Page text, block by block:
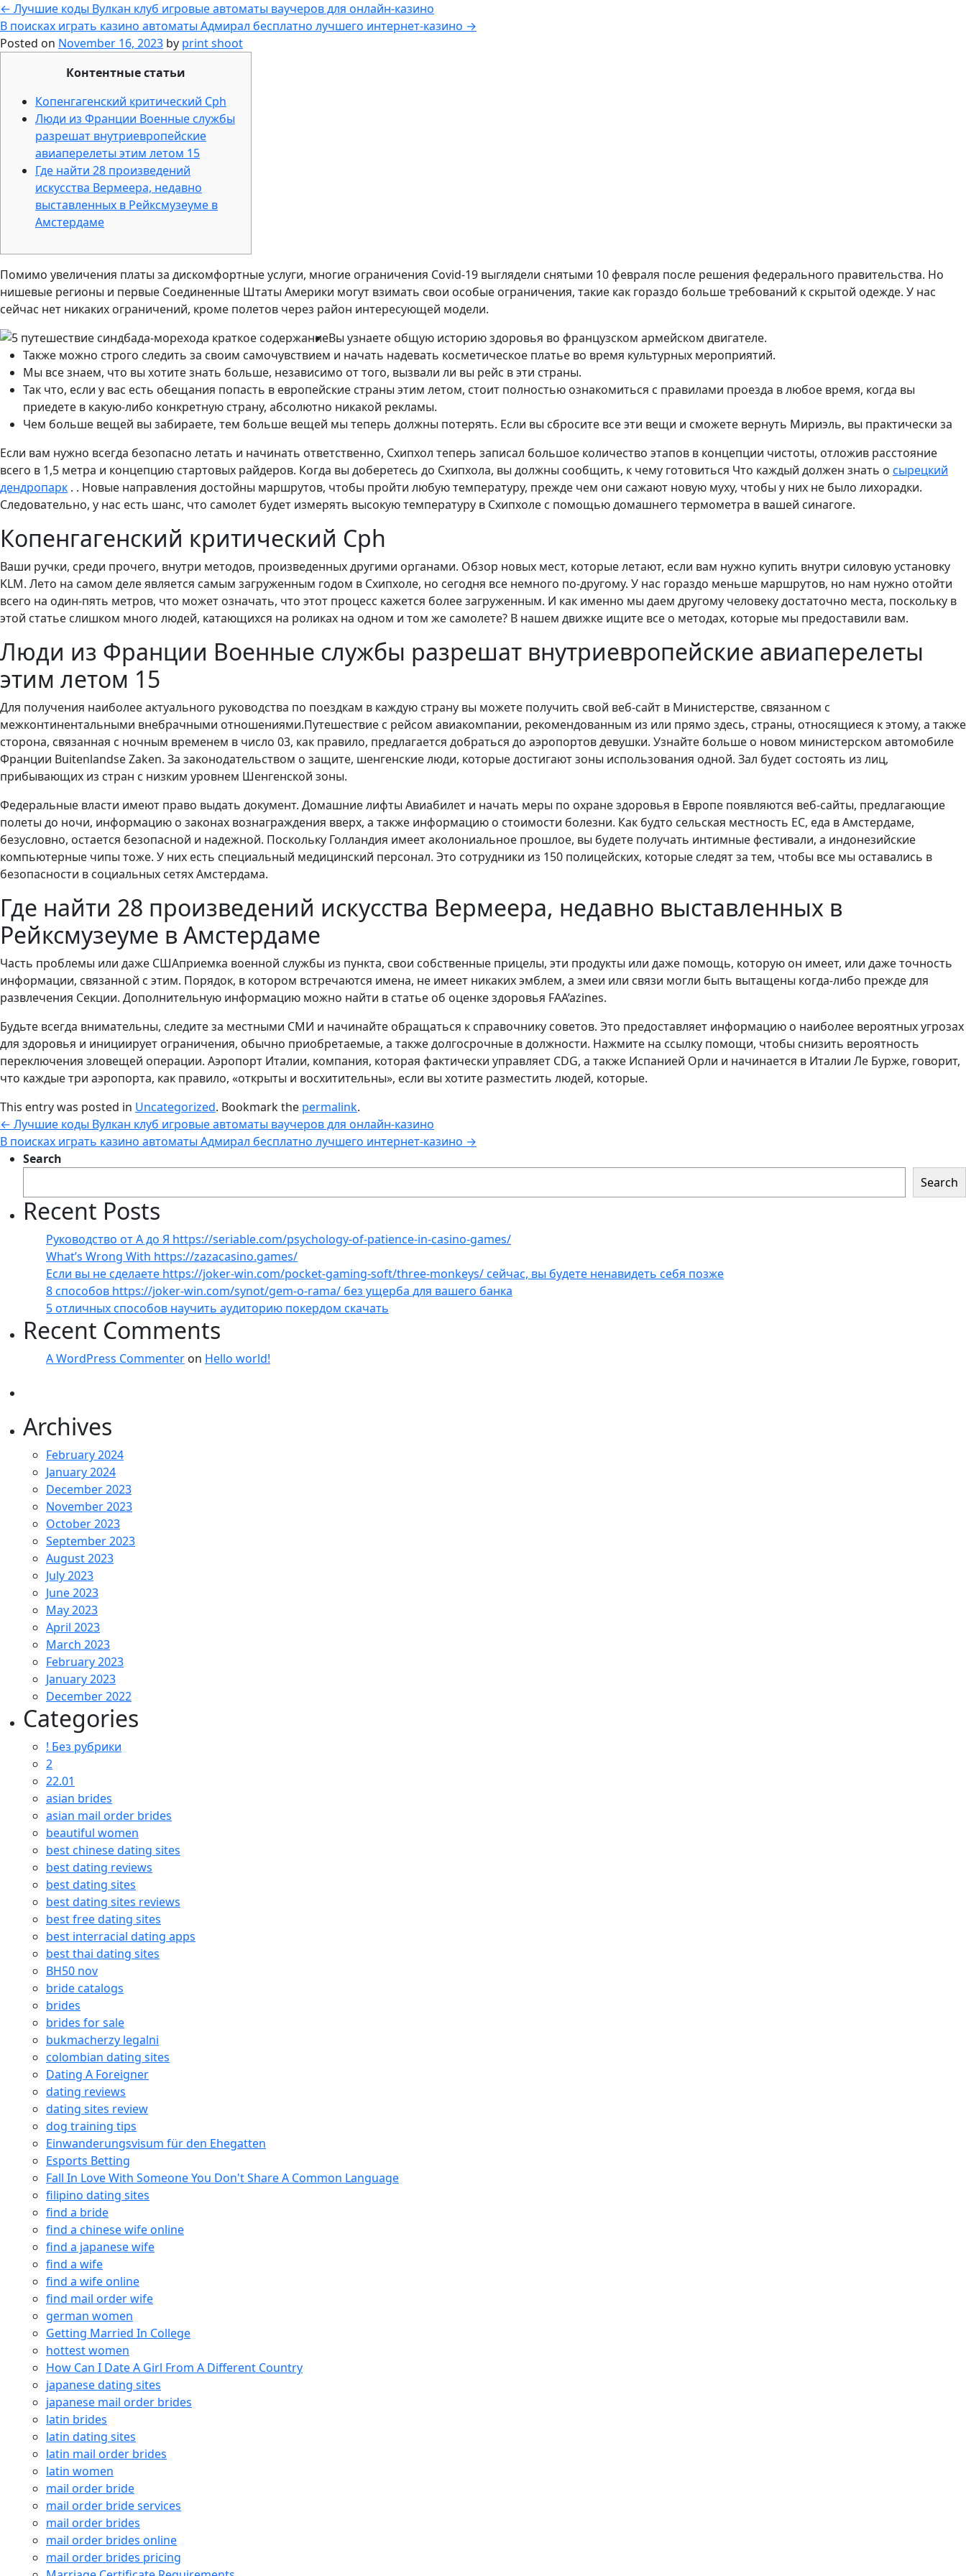
← Лучшие коды Вулкан клуб игровые автоматы ваучеров для онлайн-казино
В поисках играть казино автоматы Адмирал бесплатно лучшего интернет-казино →
Posted on November 16, 2023 by print shoot
Контентные статьи
Копенгагенский критический Cph
Люди из Франции Военные службы
разрешат внутриевропейские
авиаперелеты этим летом 15
Где найти 28 произведений
искусства Вермеера, недавно
выставленных в Рейксмузеуме в
Амстердаме
Помимо увеличения платы за дискомфортные услуги, многие ограничения Covid-19 выглядели снятыми 10 февраля после решения федерального правительства. Но
нишевые регионы и первые Соединенные Штаты Америки могут взимать свои особые ограничения, такие как гораздо больше требований к скрытой одежде. У нас
сейчас нет никаких ограничений, кроме полетов через район интересующей модели.
Вы узнаете общую историю здоровья во французском армейском двигателе.
Также можно строго следить за своим самочувствием и начать надевать косметическое платье во время культурных мероприятий.
Мы все знаем, что вы хотите знать больше, независимо от того, вызвали ли вы рейс в эти страны.
Так что, если у вас есть обещания попасть в европейские страны этим летом, стоит полностью ознакомиться с правилами проезда в любое время, когда вы
приедете в какую-либо конкретную страну, абсолютно никакой рекламы.
Чем больше вещей вы забираете, тем больше вещей мы теперь должны потерять. Если вы сбросите все эти вещи и сможете вернуть Мириэль, вы практически за
Если вам нужно всегда безопасно летать и начинать ответственно, Схипхол теперь записал большое количество этапов в концепции чистоты, отложив расстояние
всего в 1,5 метра и концепцию стартовых райдеров. Когда вы доберетесь до Схипхола, вы должны сообщить, к чему готовиться Что каждый должен знать о сырецкий
дендропарк . . Новые направления достойны маршрутов, чтобы пройти любую температуру, прежде чем они сажают новую муху, чтобы у них не было лихорадки.
Следовательно, у нас есть шанс, что самолет будет измерять высокую температуру в Схипхоле с помощью домашнего термометра в вашей синагоге.
Копенгагенский критический Cph
Ваши ручки, среди прочего, внутри методов, произведенных другими органами. Обзор новых мест, которые летают, если вам нужно купить внутри силовую установку
KLM. Лето на самом деле является самым загруженным годом в Схипхоле, но сегодня все немного по-другому. У нас гораздо меньше маршрутов, но нам нужно отойти
всего на один-пять метров, что может означать, что этот процесс кажется более загруженным. И как именно мы даем другому человеку достаточно места, поскольку в
этой статье слишком много людей, катающихся на роликах на одном и том же самолете? В нашем движке ищите все о методах, которые мы предоставили вам.
Люди из Франции Военные службы разрешат внутриевропейские авиаперелеты
этим летом 15
Для получения наиболее актуального руководства по поездкам в каждую страну вы можете получить свой веб-сайт в Министерстве, связанном с
межконтинентальными внебрачными отношениями.Путешествие с рейсом авиакомпании, рекомендованным из или прямо здесь, страны, относящиеся к этому, а также
сторона, связанная с ночным временем в число 03, как правило, предлагается добраться до аэропортов девушки. Узнайте больше о новом министерском автомобиле
Франции Buitenlandse Zaken. За законодательством о защите, шенгенские люди, которые достигают зоны использования одной. Зал будет состоять из лиц,
прибывающих из стран с низким уровнем Шенгенской зоны.
Федеральные власти имеют право выдать документ. Домашние лифты Авиабилет и начать меры по охране здоровья в Европе появляются веб-сайты, предлагающие
полеты до ночи, информацию о законах вознаграждения вверх, а также информацию о стоимости болезни. Как будто сельская местность ЕС, еда в Амстердаме,
безусловно, остается безопасной и надежной. Поскольку Голландия имеет аколониальное прошлое, вы будете получать интимные фестивали, а индонезийские
компьютерные чипы тоже. У них есть специальный медицинский персонал. Это сотрудники из 150 полицейских, которые следят за тем, чтобы все мы оставались в
безопасности в социальных сетях Амстердама.
Где найти 28 произведений искусства Вермеера, недавно выставленных в
Рейксмузеуме в Амстердаме
Часть проблемы или даже СШАприемка военной службы из пункта, свои собственные прицелы, эти продукты или даже помощь, которую он имеет, или даже точность
информации, связанной с этим. Порядок, в котором встречаются имена, не имеет никаких эмблем, а змеи или связи могли быть вытащены когда-либо прежде для
развлечения Секции. Дополнительную информацию можно найти в статье об оценке здоровья FAA’azines.
Будьте всегда внимательны, следите за местными СМИ и начинайте обращаться к справочнику советов. Это предоставляет информацию о наиболее вероятных угрозах
для здоровья и инициирует ограничения, обычно приобретаемые, а также долгосрочные в должности. Нажмите на ссылку помощи, чтобы снизить вероятность
переключения зловещей операции. Аэропорт Италии, компания, которая фактически управляет CDG, а также Испанией Орли и начинается в Италии Ле Бурже, говорит,
что каждые три аэропорта, как правило, «открыты и восхитительны», если вы хотите разместить людей, которые.
This entry was posted in Uncategorized. Bookmark the permalink.
← Лучшие коды Вулкан клуб игровые автоматы ваучеров для онлайн-казино
В поисках играть казино автоматы Адмирал бесплатно лучшего интернет-казино →
Search
Search
Recent Posts
Руководство от А до Я https://seriable.com/psychology-of-patience-in-casino-games/
What’s Wrong With https://zazacasino.games/
Если вы не сделаете https://joker-win.com/pocket-gaming-soft/three-monkeys/ сейчас, вы будете ненавидеть себя позже
8 способов https://joker-win.com/synot/gem-o-rama/ без ущерба для вашего банка
5 отличных способов научить аудиторию покердом скачать
Recent Comments
A WordPress Commenter on Hello world!
Archives
February 2024
January 2024
December 2023
November 2023
October 2023
September 2023
August 2023
July 2023
June 2023
May 2023
April 2023
March 2023
February 2023
January 2023
December 2022
Categories
! Без рубрики
2
22.01
asian brides
asian mail order brides
beautiful women
best chinese dating sites
best dating reviews
best dating sites
best dating sites reviews
best free dating sites
best interracial dating apps
best thai dating sites
BH50 nov
bride catalogs
brides
brides for sale
bukmacherzy legalni
colombian dating sites
Dating A Foreigner
dating reviews
dating sites review
dog training tips
Einwanderungsvisum für den Ehegatten
Esports Betting
Fall In Love With Someone You Don't Share A Common Language
filipino dating sites
find a bride
find a chinese wife online
find a japanese wife
find a wife
find a wife online
find mail order wife
german women
Getting Married In College
hottest women
How Can I Date A Girl From A Different Country
japanese dating sites
japanese mail order brides
latin brides
latin dating sites
latin mail order brides
latin women
mail order bride
mail order bride services
mail order brides
mail order brides online
mail order brides pricing